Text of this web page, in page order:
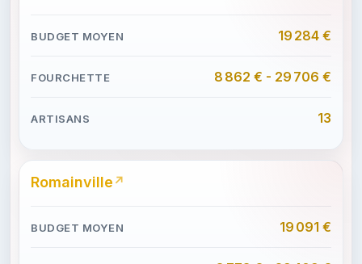
19 284 €
8 862 € - 29 706 €
13
Romainville
19 091 €